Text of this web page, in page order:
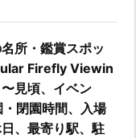
所・鑑賞スポッ
Firefly Viewin
見頃、イベン
・閉園時間、入場
、最寄り駅、駐